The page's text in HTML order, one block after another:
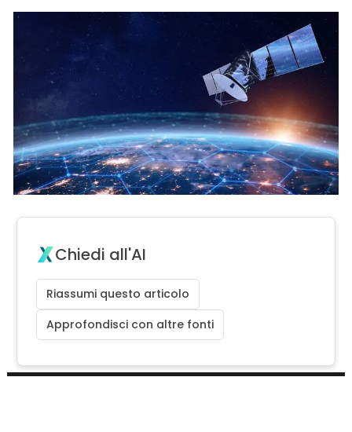
Chiedi all'AI
Riassumi questo articolo
Approfondisci con altre fonti